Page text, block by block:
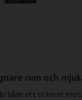
rum och
både ett stilrent